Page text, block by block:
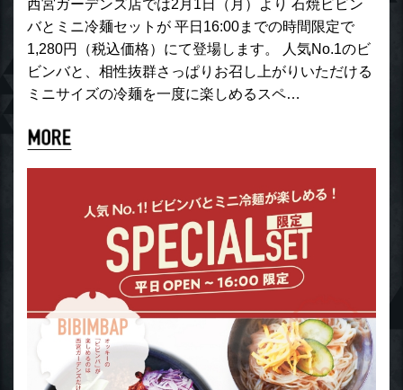
西宮ガーデンズ店では2月1日（月）より 石焼ビビン
バとミニ冷麺セットが 平日16:00までの時間限定で
1,280円（税込価格）にて登場します。 人気No.1のビ
ビンバと、相性抜群さっぱりお召し上がりいただける
ミニサイズの冷麺を一度に楽しめるスペ…